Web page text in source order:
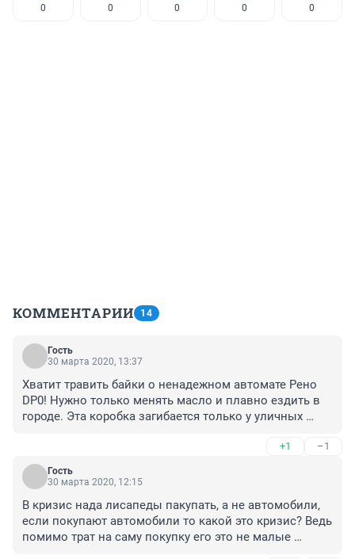
0 0 0 0 0
КОММЕНТАРИИ 14
Гость
30 марта 2020, 13:37
Хватит травить байки о ненадежном автомате Рено
DP0! Нужно только менять масло и плавно ездить в
городе. Эта коробка загибается только у уличных
+1 –1
Гость
30 марта 2020, 12:15
В кризис нада лисапеды пакупать, а не автомобили,
если покупают автомобили то какой это кризис? Ведь
помимо трат на саму покупку его это не малые